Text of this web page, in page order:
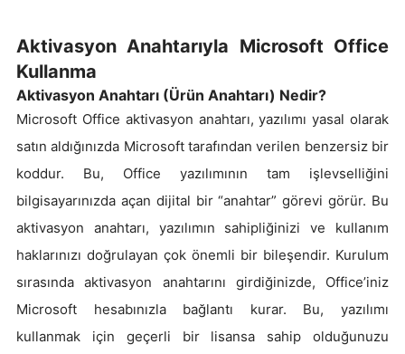
Aktivasyon Anahtarıyla Microsoft Office
Kullanma
Aktivasyon Anahtarı (Ürün Anahtarı) Nedir?
Microsoft Office aktivasyon anahtarı, yazılımı yasal olarak
satın aldığınızda Microsoft tarafından verilen benzersiz bir
koddur. Bu, Office yazılımının tam işlevselliğini
bilgisayarınızda açan dijital bir “anahtar” görevi görür. Bu
aktivasyon anahtarı, yazılımın sahipliğinizi ve kullanım
haklarınızı doğrulayan çok önemli bir bileşendir. Kurulum
sırasında aktivasyon anahtarını girdiğinizde, Office’iniz
Microsoft hesabınızla bağlantı kurar. Bu, yazılımı
kullanmak için geçerli bir lisansa sahip olduğunuzu